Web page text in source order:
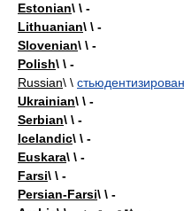
Estonian\ \ -
Lithuanian\ \ -
Slovenian\ \ -
Polish\ \ -
Russian\ \
Ukrainian\ \ -
Serbian\ \ -
Icelandic\ \ -
Euskara\ \ -
Farsi\ \ -
Persian-Farsi\ \ -